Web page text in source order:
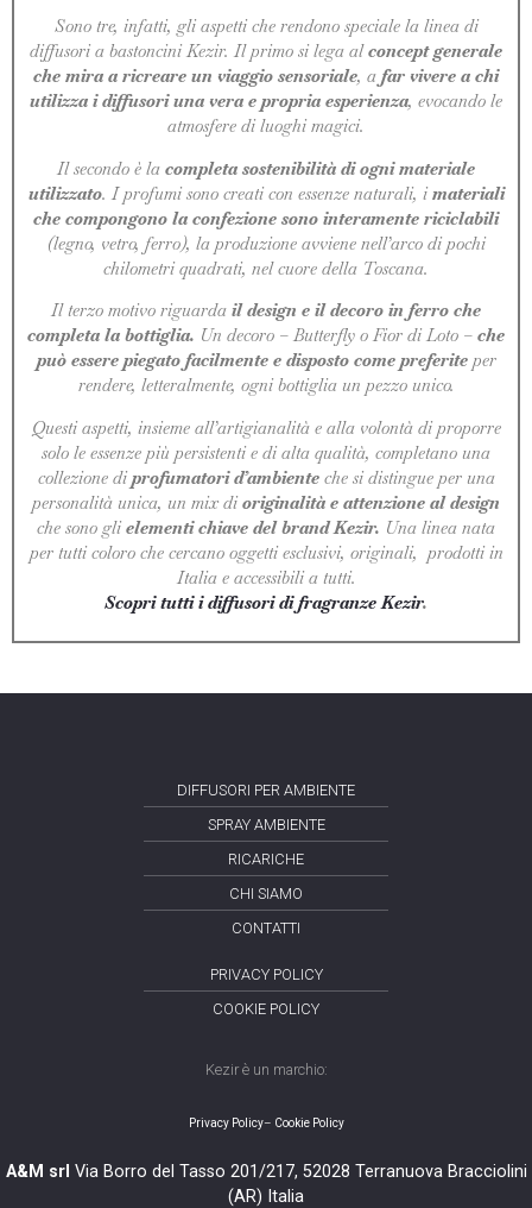
Sono tre, infatti, gli aspetti che rendono speciale la linea di
diffusori a bastoncini Kezir. Il primo si lega alconcept generale
che mira a ricreare un viaggio sensoriale, a far vivere a chi
utilizza i diffusori una vera e propria esperienza, evocando le
atmosfere di luoghi magici.
Il secondo è la completa sostenibilità di ogni materiale
utilizzato. I profumi sono creati con essenze naturali, i materiali
che compongono la confezione sono interamente riciclabili
(legno, vetro, ferro), la produzione avviene nell’arco di pochi
chilometri quadrati, nel cuore della Toscana.
Il terzo motivo riguarda il design e il decoro in ferro che
completa la bottiglia. Un decoro – Butterfly o Fior di Loto – che
può essere piegato facilmente e disposto come preferiteper
rendere, letteralmente, ogni bottiglia un pezzo unico.
Questi aspetti, insieme all’artigianalità e alla volontà di proporre
solo le essenze più persistenti e di alta qualità, completano una
collezione di profumatori d’ambienteche si distingue per una
personalità unica, un mix di originalità e attenzione al design
che sono gli elementi chiave del brand Kezir. Una linea nata
per tutti coloro che cercano oggetti esclusivi, originali, prodotti in
Italia e accessibili a tutti.
Scopri tutti i diffusori di fragranze Kezir.
DIFFUSORI PER AMBIENTE
SPRAY AMBIENTE
RICARICHE
CHI SIAMO
CONTATTI
PRIVACY POLICY
COOKIE POLICY
Kezir è un marchio:
Privacy Policy– Cookie Policy
A&M srl Via Borro del Tasso 201/217, 52028 Terranuova Bracciolini
(AR) Italia